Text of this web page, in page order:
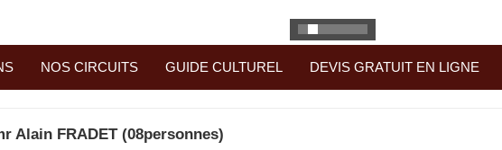
NOS CIRCUITS GUIDE CULTUREL DEVIS GRATUIT EN LIGNE
Alain FRADET (08personnes)